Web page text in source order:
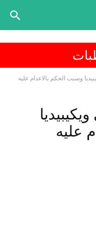
وسبب الحكم بالاعدام عليه
عليه